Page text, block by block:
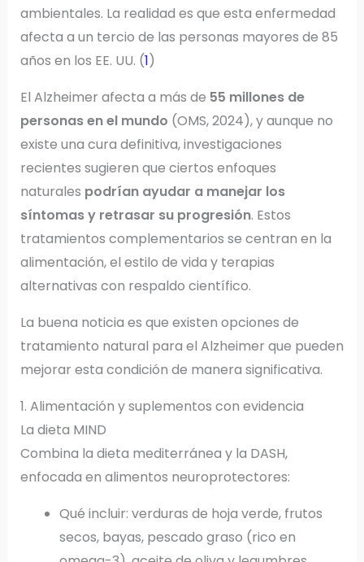
ambientales. La realidad es que esta enfermedad
afecta a un tercio de las personas mayores de 85
años en los EE. UU. (1)
El Alzheimer afecta a más de 55 millones de
personas en el mundo (OMS, 2024), y aunque no
existe una cura definitiva, investigaciones
recientes sugieren que ciertos enfoques
naturales podrían ayudar a manejar los
síntomas y retrasar su progresión. Estos
tratamientos complementarios se centran en la
alimentación, el estilo de vida y terapias
alternativas con respaldo científico.
La buena noticia es que existen opciones de
tratamiento natural para el Alzheimer que pueden
mejorar esta condición de manera significativa.
1. Alimentación y suplementos con evidencia
La dieta MIND
Combina la dieta mediterránea y la DASH,
enfocada en alimentos neuroprotectores:
Qué incluir: verduras de hoja verde, frutos
secos, bayas, pescado graso (rico en